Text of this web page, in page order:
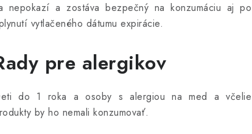
nepokazí a zostáva bezpečný na konzumáciu aj po
vytlačeného dátumu expirácie.
pre alergikov
do 1 roka a osoby s alergiou na med a včelie
by ho nemali konzumovať.